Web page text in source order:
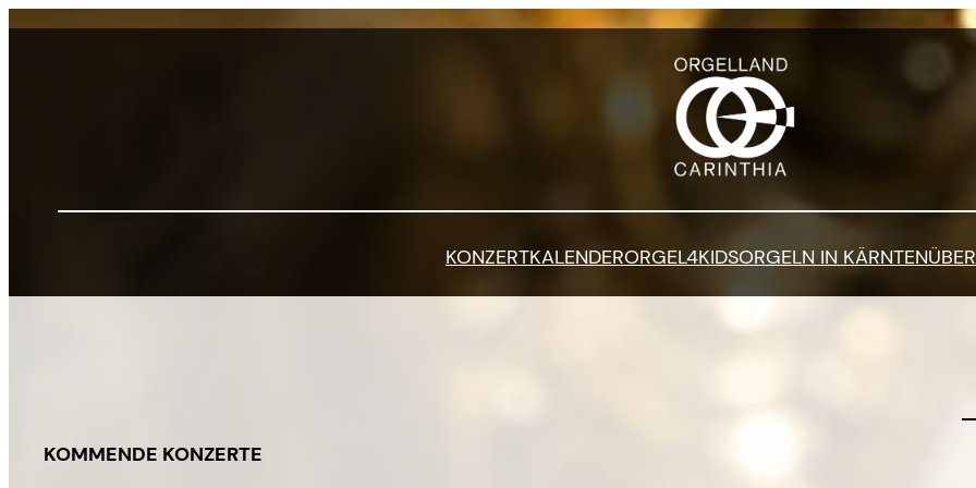
Zum
KONZERTKALENDERORGEL4KIDSORGELN IN KÄRNTEN
KOMMENDE KONZERTE